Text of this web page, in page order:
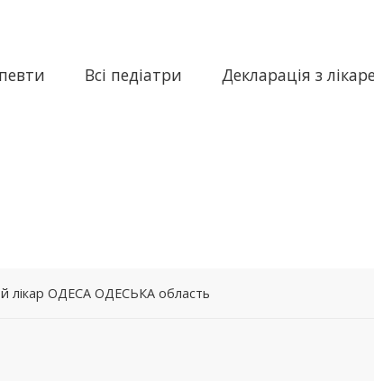
Всі педіатри Декларація з
лікар ОДЕСА ОДЕСЬКА область